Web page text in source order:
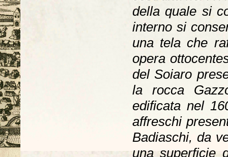
della quale si
interno si
una tela che
opera
del Soiaro
la rocca
edificata nel
affreschi
Badiaschi, da
una superficie